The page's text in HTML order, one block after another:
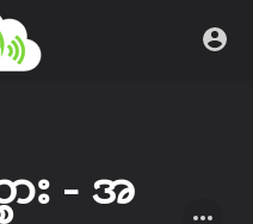
း - အ